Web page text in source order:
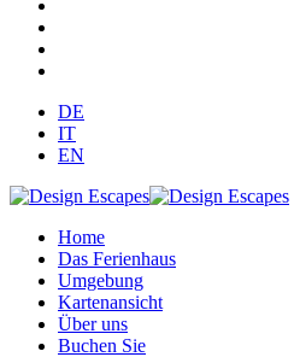
DE
IT
EN
Home
Das Ferienhaus
Umgebung
Kartenansicht
Über uns
Buchen Sie